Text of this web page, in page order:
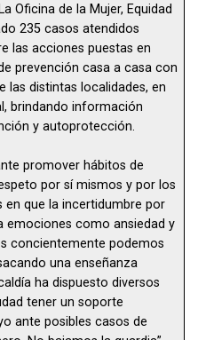
Oficina de la Mujer, Equidad
235 casos atendidos
las acciones puestas en
prevención casa a casa con
las distintas localidades, en
brindando información
y autoprotección.
promover hábitos de
por sí mismos y por los
en que la incertidumbre por
emociones como ansiedad y
concientemente podemos
una enseñanza
ha dispuesto diversos
tener un soporte
ante posibles casos de